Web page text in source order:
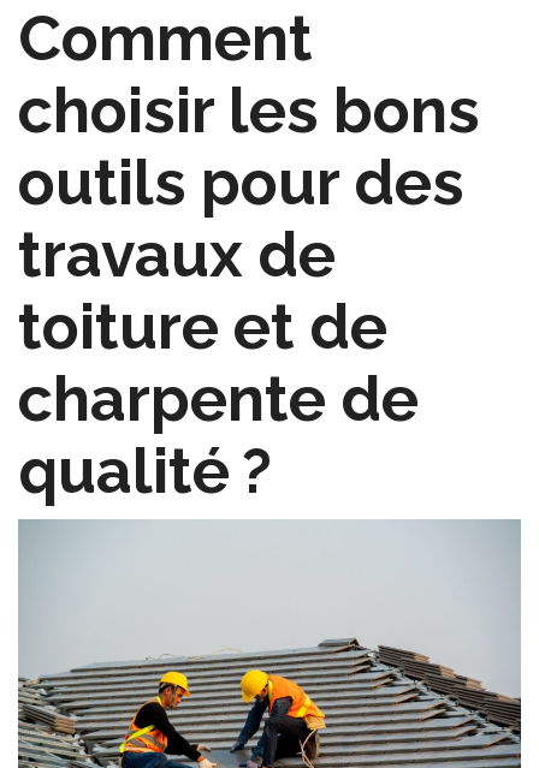
Comment
choisir les bons
outils pour des
travaux de
toiture et de
charpente de
qualité ?